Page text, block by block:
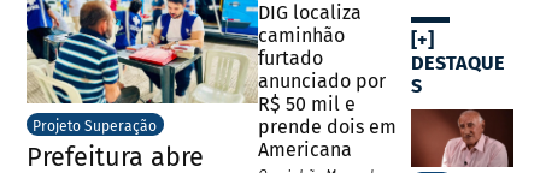
Projeto Superação
Prefeitura abre
DIG localiza
caminhão
furtado
anunciado por
R$ 50 mil e
prende dois em
Americana
[+]
DESTAQUE
S